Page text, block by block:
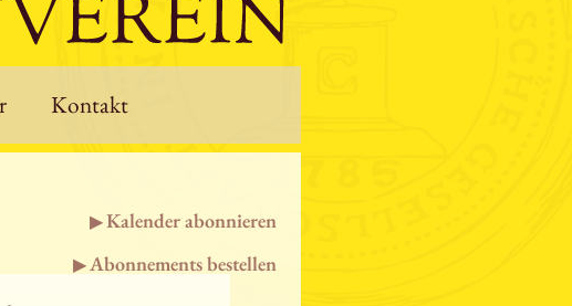
Kontakt
Kalender abonnieren
Abonnements bestellen